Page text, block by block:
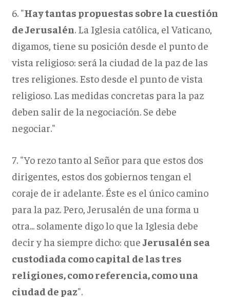
6. "Hay tantas propuestas sobre la cuestión
de Jerusalén. La Iglesia católica, el Vaticano,
digamos, tiene su posición desde el punto de
vista religioso: será la ciudad de la paz de las
tres religiones. Esto desde el punto de vista
religioso. Las medidas concretas para la paz
deben salir de la negociación. Se debe
negociar."
7. "Yo rezo tanto al Señor para que estos dos
dirigentes, estos dos gobiernos tengan el
coraje de ir adelante. Éste es el único camino
para la paz. Pero, Jerusalén de una forma u
otra... solamente digo lo que la Iglesia debe
decir y ha siempre dicho: que Jerusalén sea
custodiada como capital de las tres
religiones, como referencia, como una
ciudad de paz".